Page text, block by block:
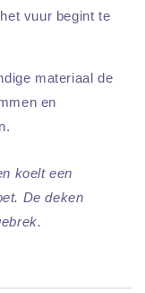
vuur begint te
materiaal de
en
koelt een
De deken